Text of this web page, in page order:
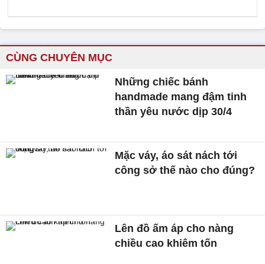
CÙNG CHUYÊN MỤC
Những chiếc bánh
handmade mang đậm tinh
thần yêu nước dịp 30/4
Mặc váy, áo sát nách tới
công sở thế nào cho đúng?
Lên đồ ấm áp cho nàng
chiều cao khiêm tốn